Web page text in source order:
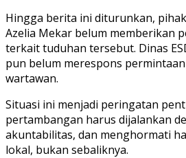
Hingga berita ini diturunkan,
Azelia Mekar belum memberikan
terkait tuduhan tersebut. Dinas
pun belum merespons
wartawan.
Situasi ini menjadi peringatan
pertambangan harus dijalankan
akuntabilitas, dan menghormati
lokal, bukan sebaliknya.